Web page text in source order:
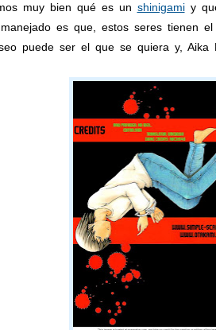
muy bien qué es un shinigamiy
es que, estos seres tienen
puede ser el que se quiera y, Aika